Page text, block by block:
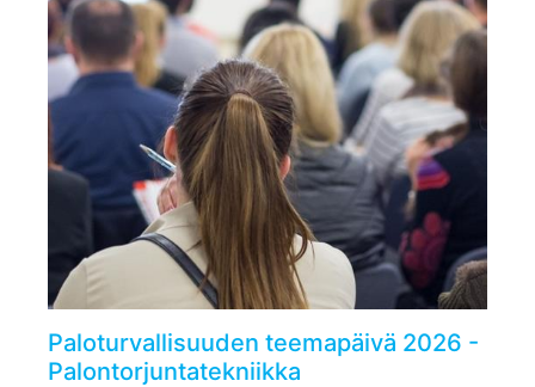
Paloturvallisuuden teemapäivä 2026 -
Palontorjuntatekniikka